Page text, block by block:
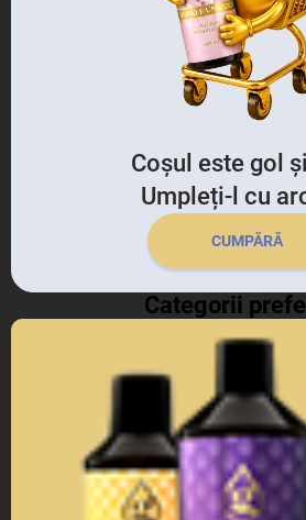
Coșul este gol
Umpleți-l cu
CUMPĂRĂ
Categorii